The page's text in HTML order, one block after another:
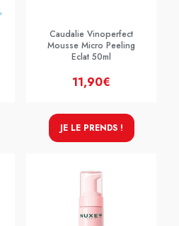
Caudalie Vinoperfect
Mousse Micro Peeling
Eclat 50ml
11,90€
JE LE PRENDS !